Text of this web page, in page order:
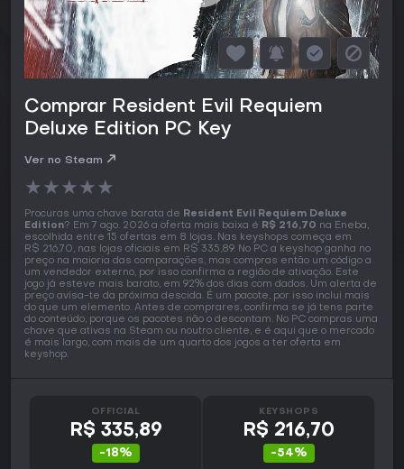
Comprar Resident Evil Requiem
Deluxe Edition PC Key
Ver no Steam
★★★★★
Procuras uma chave barata de Resident Evil Requiem Deluxe
Edition? Em 7 ago. 2026 a oferta mais baixa é R$ 216,70 na Eneba,
escolhida entre 15 ofertas em 8 lojas. Nas keyshops começa em
R$ 216,70, nas lojas oficiais em R$ 335,89. No PC a keyshop ganha no
preço na maioria das comparações, mas compras então um código a
um vendedor externo, por isso confirma a região de ativação. Este
jogo já esteve mais barato, em 92% dos dias com dados. Um alerta de
preço avisa-te da próxima descida. É um pacote, por isso inclui mais
do que um elemento. Antes de comprares, confirma se já tens parte
do conteúdo, porque os pacotes não o descontam. No PC compras uma
chave que ativas na Steam ou noutro cliente, e é aqui que o mercado
é mais largo, com mais de um quarto dos jogos a ter oferta em
keyshop.
OFFICIAL
R$ 335,89
-18%
KEYSHOPS
R$ 216,70
-54%